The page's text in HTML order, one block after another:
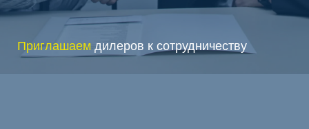
Приглашаем дилеров к сотрудничеству